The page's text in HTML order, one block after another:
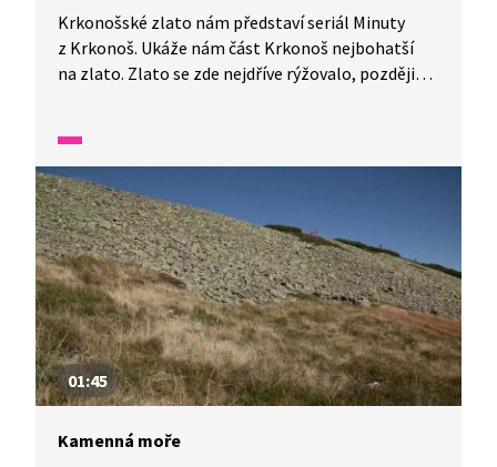
Krkonošské zlato nám představí seriál Minuty
z Krkonoš. Ukáže nám část Krkonoš nejbohatší
na zlato. Zlato se zde nejdříve rýžovalo, později
01:45
Kamenná moře